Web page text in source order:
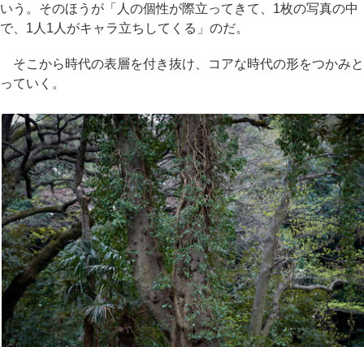
いう。そのほうが「人の個性が際立ってきて、1枚の写真の中
で、1人1人がキャラ立ちしてくる」のだ。
そこから時代の表層を付き抜け、コアな時代の形をつかみと
っていく。